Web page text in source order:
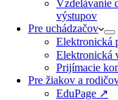
Vzdelávanie
výstupov
Pre uchádzačov
Elektronická
Elektronická
Prijímacie
Pre žiakov a
EduPage ↗️